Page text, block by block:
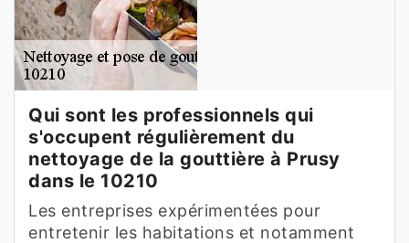
Qui sont les professionnels qui
s'occupent régulièrement du
nettoyage de la gouttière à Prusy
dans le 10210
Les entreprises expérimentées pour
entretenir les habitations et notamment